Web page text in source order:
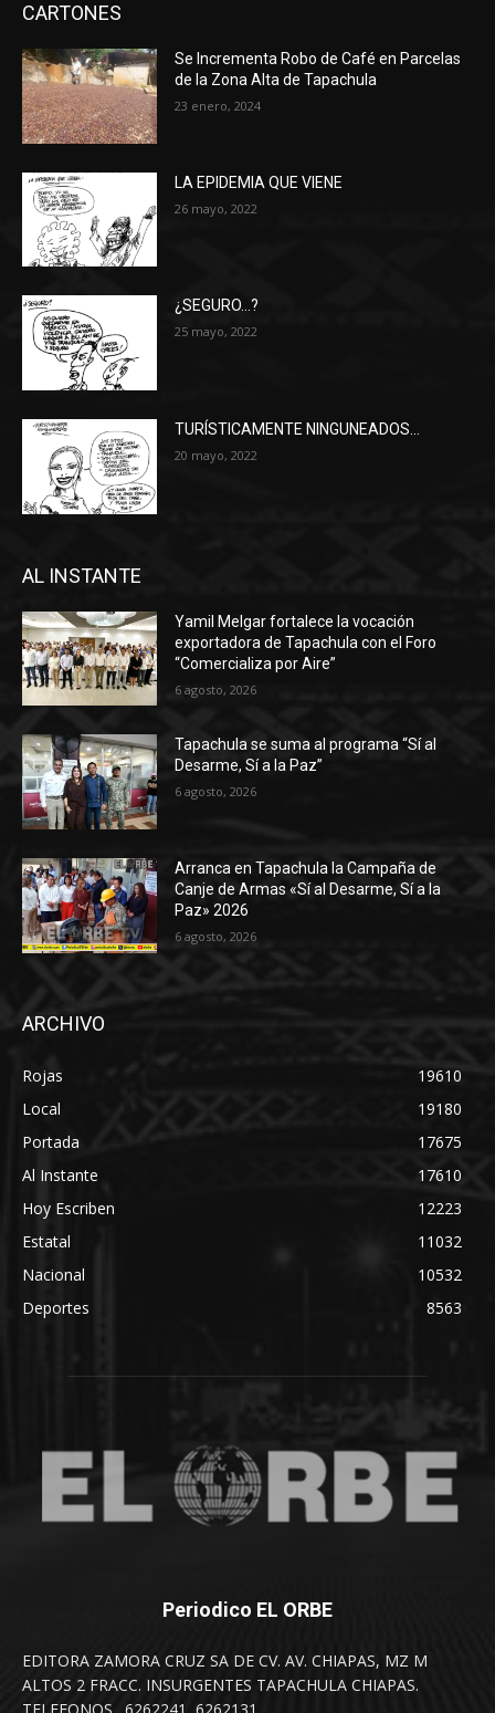
CARTONES
Se Incrementa Robo de Café en Parcelas
de la Zona Alta de Tapachula
23 enero, 2024
LA EPIDEMIA QUE VIENE
26 mayo, 2022
¿SEGURO…?
25 mayo, 2022
TURÍSTICAMENTE NINGUNEADOS…
20 mayo, 2022
AL INSTANTE
Yamil Melgar fortalece la vocación
exportadora de Tapachula con el Foro
“Comercializa por Aire”
6 agosto, 2026
Tapachula se suma al programa “Sí al
Desarme, Sí a la Paz”
6 agosto, 2026
Arranca en Tapachula la Campaña de
Canje de Armas «Sí al Desarme, Sí a la
Paz» 2026
6 agosto, 2026
ARCHIVO
Rojas
19610
Local
19180
Portada
17675
Al Instante
17610
Hoy Escriben
12223
Estatal
11032
Nacional
10532
Deportes
8563
Periodico EL ORBE
EDITORA ZAMORA CRUZ SA DE CV. AV. CHIAPAS, MZ M
ALTOS 2 FRACC. INSURGENTES TAPACHULA CHIAPAS.